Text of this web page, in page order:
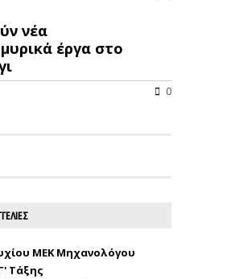
νέα
έργα στο
0
ΜΕΚ Μηχανολόγου
Τάξης